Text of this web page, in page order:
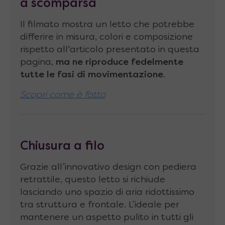
telaio mediante guarnizioni in gomma
Materassi senza limitazioni! Grazie alla
profondità e alla solidità della struttura, è
possibile montare un comodo materasso
standard alto fino a 24cm
Caratteristiche tecniche
LIFT-O-MAT top quality, con stelo da 14mm
e cilindro da 28mm
Dimensione rete: 142 x 200 x 6 cm
Altezza da terra della rete : 35 cm
a scomparsa
Il filmato mostra un letto che potrebbe
differire in misura, colori e composizione
rispetto all'articolo presentato in questa
pagina, ma ne riproduce fedelmente
tutte le fasi di movimentazione.
Scopri come è fatto
Chiusura a filo
Grazie all’innovativo design con pediera
retrattile, questo letto si richiude
lasciando uno spazio di aria ridottissimo
tra struttura e frontale. L’ideale per
mantenere un aspetto pulito in tutti gli